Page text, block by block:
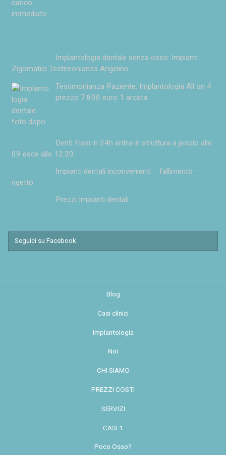
Implantologia dentale senza osso: Impianti
Zigomatici Testimonianza Angelino
Testimonianza Paziente: Implantologia All on 4
prezzo 7.800 euro 1 arcata
Denti Fissi in 24h entra in struttura a jesolo alle
09 esce alle 12:30
Impianti dentali inconvenienti – fallimento –
rigetto
Prezzi Impianti dentali
Seguici su Facebook
Blog
Casi clinici
Implantologia
Noi
CHI SIAMO
PREZZI COSTI
SERVIZI
CASI 1
Poco Osso?